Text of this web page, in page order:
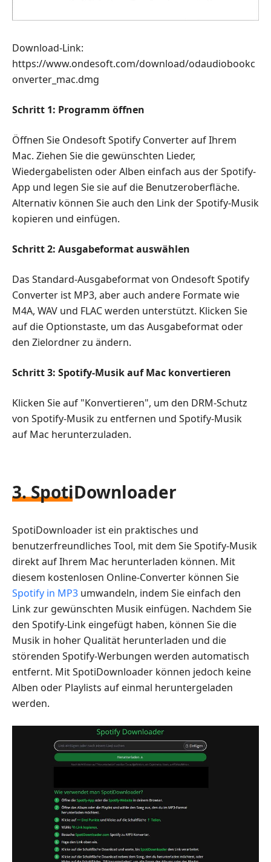
Download-Link:
https://www.ondesoft.com/download/odaudiobookc
onverter_mac.dmg
Schritt 1: Programm öffnen
Öffnen Sie Ondesoft Spotify Converter auf Ihrem
Mac. Ziehen Sie die gewünschten Lieder,
Wiedergabelisten oder Alben einfach aus der Spotify-
App und legen Sie sie auf die Benutzeroberfläche.
Alternativ können Sie auch den Link der Spotify-Musik
kopieren und einfügen.
Schritt 2: Ausgabeformat auswählen
Das Standard-Ausgabeformat von Ondesoft Spotify
Converter ist MP3, aber auch andere Formate wie
M4A, WAV und FLAC werden unterstützt. Klicken Sie
auf die Optionstaste, um das Ausgabeformat oder
den Zielordner zu ändern.
Schritt 3: Spotify-Musik auf Mac konvertieren
Klicken Sie auf "Konvertieren", um den DRM-Schutz
von Spotify-Musik zu entfernen und Spotify-Musik
auf Mac herunterzuladen.
3. SpotiDownloader
SpotiDownloader ist ein praktisches und
benutzerfreundliches Tool, mit dem Sie Spotify-Musik
direkt auf Ihrem Mac herunterladen können. Mit
diesem kostenlosen Online-Converter können Sie
Spotify in MP3 umwandeln, indem Sie einfach den
Link zur gewünschten Musik einfügen. Nachdem Sie
den Spotify-Link eingefügt haben, können Sie die
Musik in hoher Qualität herunterladen und die
störenden Spotify-Werbungen werden automatisch
entfernt. Mit SpotiDownloader können jedoch keine
Alben oder Playlists auf einmal heruntergeladen
werden.